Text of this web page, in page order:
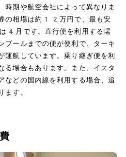
時期や航空会社によって異なりま
の相場は約12万円で、最も安
4月です。直行便を利用する場
ブールまでの便が便利で、ターキ
運航しています。乗り継ぎ便を利
る場合もあります。また、イスタ
などの国内線を利用する場合、追
ます。